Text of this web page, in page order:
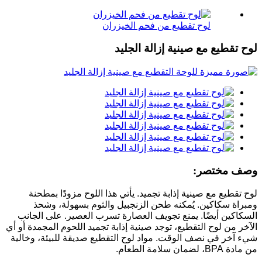
لوح تقطيع من فحم الخيزران
لوح تقطيع مع صينية إزالة الجليد
وصف مختصر:
لوح تقطيع مع صينية إذابة تجميد. يأتي هذا اللوح مزودًا بمطحنة
ومبراة سكاكين. يُمكنه طحن الزنجبيل والثوم بسهولة، وشحذ
السكاكين أيضًا. يمنع تجويف العصارة تسرب العصير. على الجانب
الآخر من لوح التقطيع، توجد صينية إذابة تجميد اللحوم المجمدة أو أي
شيء آخر في نصف الوقت. مواد لوح التقطيع صديقة للبيئة، وخالية
من مادة BPA، لضمان سلامة الطعام.